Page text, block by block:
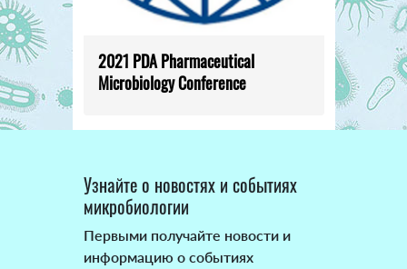
2021 PDA Pharmaceutical
Microbiology Conference
Узнайте о новостях и событиях
микробиологии
Первыми получайте новости и
информацию о событиях